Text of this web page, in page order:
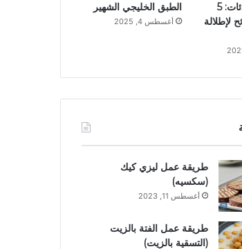
بسهولة للمبتدئات: 5
لإطلالة
الطبق الخليجي الشهير
أغسطس 4, 2025
طريقة عمل ليزي كيك
(سكسيه)
أغسطس 11, 2023
طريقة عمل الفتة بالزيت
(التسقية بالزيت)